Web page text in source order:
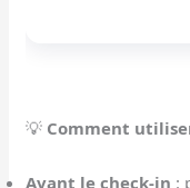
💡 Comment
Avant le check-in :